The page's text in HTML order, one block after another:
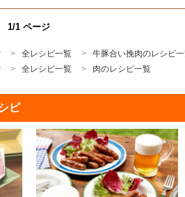
1/1 ページ
全レシピ一覧
牛豚合い挽肉のレシピ
全レシピ一覧 肉のレシピ一覧
ピ